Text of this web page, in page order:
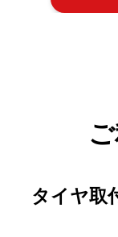
タイヤ取